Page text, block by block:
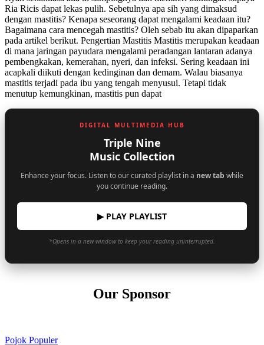
Ria Ricis dapat lekas pulih. Sebetulnya apa sih yang dimaksud
dengan mastitis? Kenapa seseorang dapat mengalami keadaan itu?
Bagaimana cara mencegah mastitis? Oleh sebab itu akan dipaparkan
pada artikel berikut. Pengertian Mastitis Mastitis merupakan keadaan
di mana jaringan payudara mengalami peradangan lantaran adanya
pembengkakan, kemerahan, nyeri, dan infeksi. Sering keadaan ini
acapkali diikuti dengan kedinginan dan demam. Walau biasanya
mastitis terjadi pada ibu yang tengah menyusui. Tetapi tidak
menutup kemungkinan, mastitis pun dapat
DIGITAL MULTIMEDIA HUB
Triple Nine
Music Collection
Enhance your focus. Listen to our curated playlist in a new tab while
you continue reading.
▶ PLAY PLAYLIST
*Opens in a new window to keep your reading uninterrupted.
Our Sponsor
Pojok Populer